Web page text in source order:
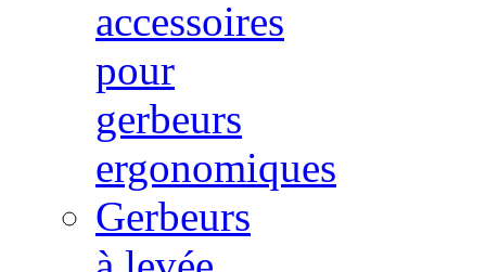
accessoires
pour
gerbeurs
ergonomiques
Gerbeurs